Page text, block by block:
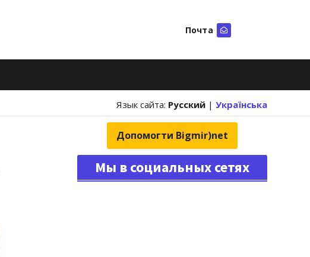
Почта
Язык сайта: Русский | Українська
Допомогти Bigmir)net
Мы в социальных сетях